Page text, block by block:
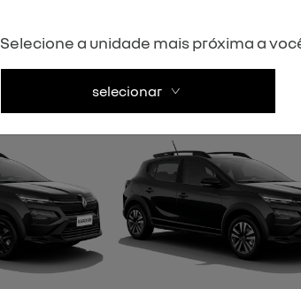
Selecione a unidade mais próxima a
selecionar